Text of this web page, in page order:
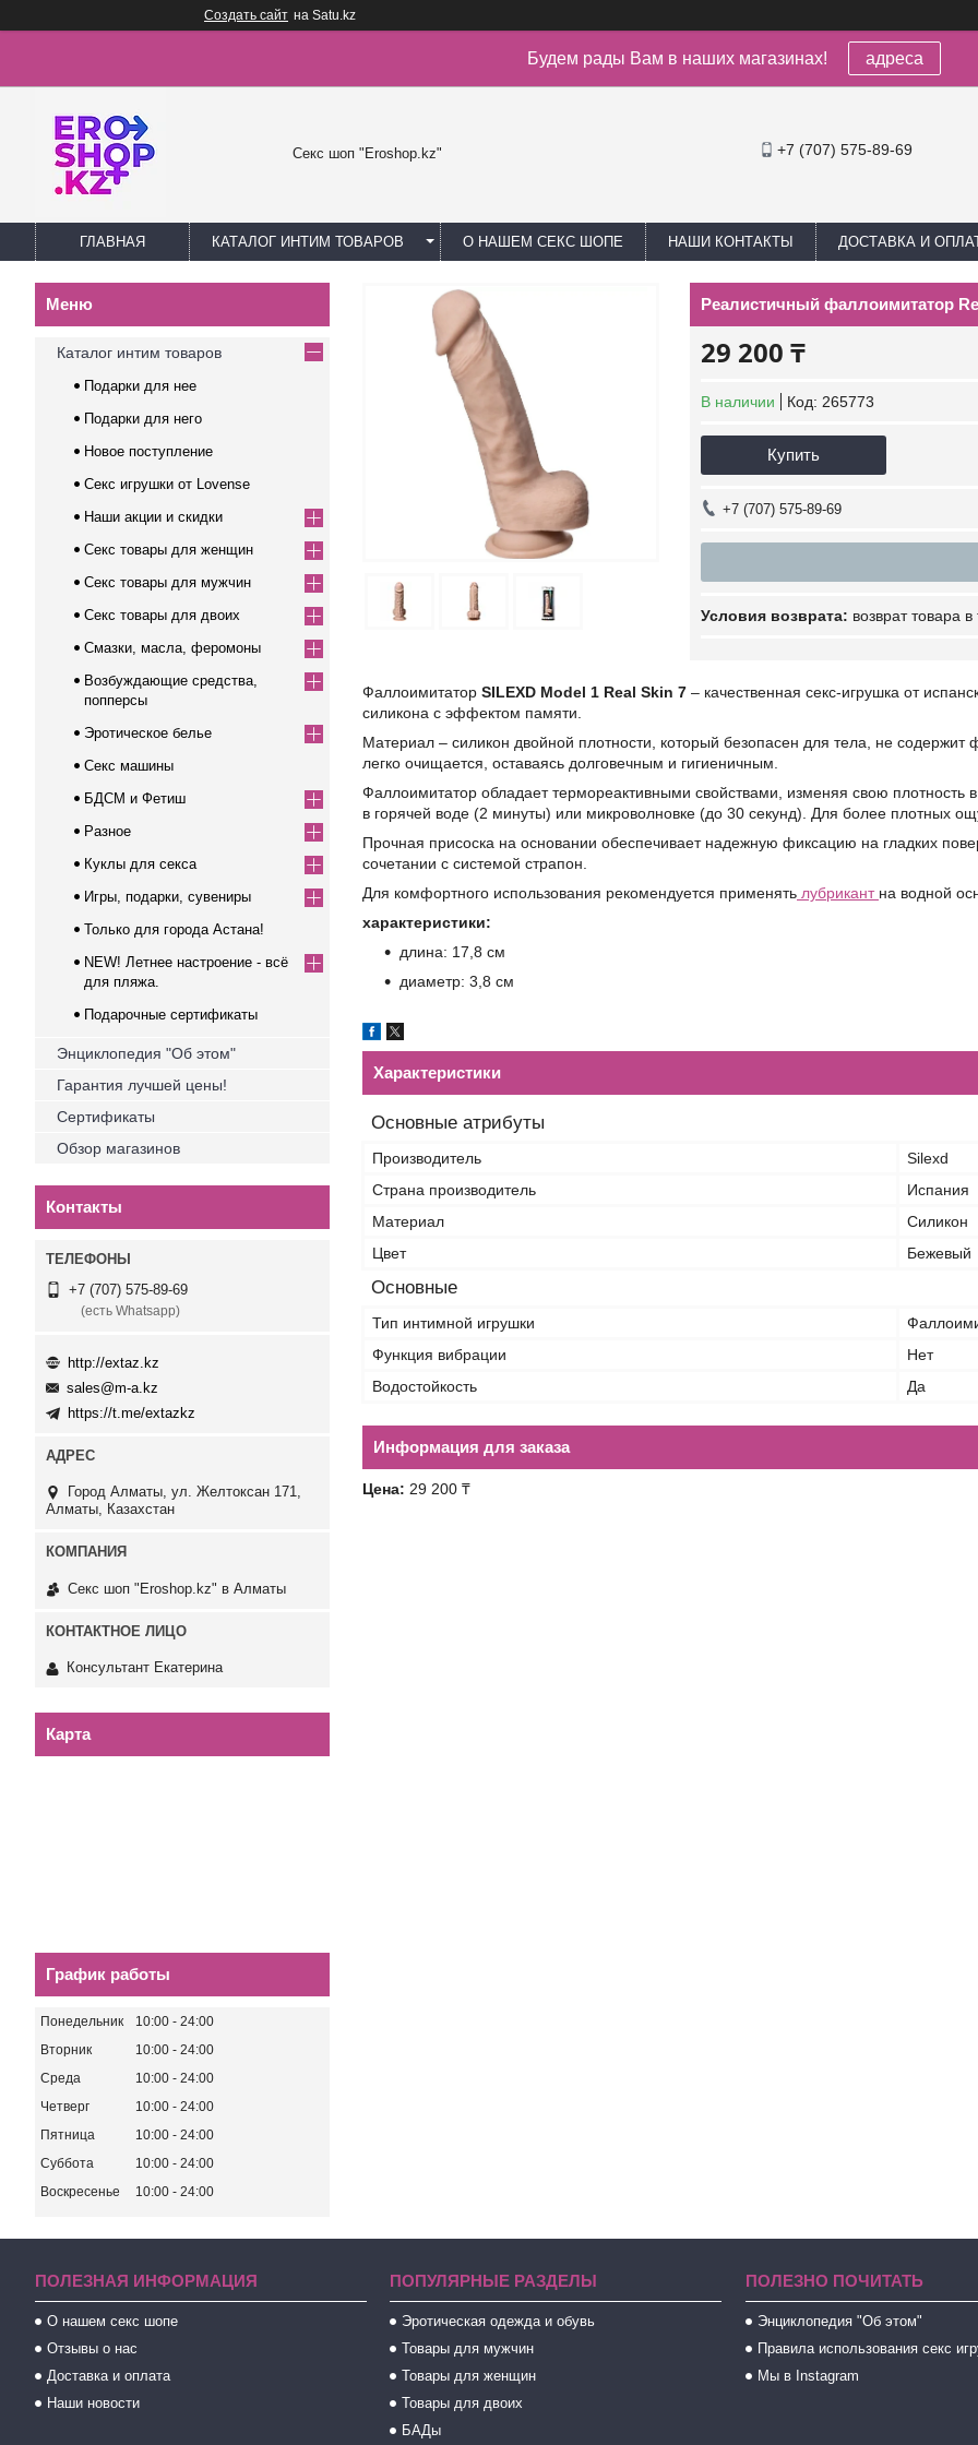
Создать сайт на Satu.kz
Будем рады Вам в наших магазинах! адреса
Секс шоп "Eroshop.kz" +7 (707) 575-89-69
ГЛАВНАЯ КАТАЛОГ ИНТИМ ТОВАРОВ О НАШЕМ СЕКС ШОПЕ НАШИ КОНТАКТЫ ДОСТАВКА И
Реалистичный фаллоимитатор
29 200 ₸
В наличии Код: 265773
Купить
+7 (707) 575-89-69
возврат товара
Фаллоимитатор SILEXD Model 1 Real Skin 7 – качественная секс-игрушка от
силикона с эффектом памяти.
Материал – силикон двойной плотности, который безопасен для тела, не содержит
легко очищается, оставаясь долговечным и гигиеничным.
Фаллоимитатор обладает термореактивными свойствами, изменяя свою плотность
в горячей воде (2 минуты) или микроволновке (до 30 секунд). Для более плотных
Прочная присоска на основании обеспечивает надежную фиксацию на гладких
сочетании с системой страпон.
Для комфортного использования рекомендуется применять лубрикант на водной
характеристики:
длина: 17,8 см
диаметр: 3,8 см
Характеристики
Основные атрибуты
Производитель
Silexd
Страна производитель
Испания
Материал
Силикон
Цвет
Бежевый
Основные
Тип интимной игрушки
Функция вибрации
Нет
Водостойкость
Да
Информация для заказа
Цена: 29 200 ₸
Каталог интим товаров
Подарки для нее
Подарки для него
Новое поступление
Секс игрушки от Lovense
Наши акции и скидки
Секс товары для женщин
Секс товары для мужчин
Секс товары для двоих
Смазки, масла, феромоны
Возбуждающие средства,
попперсы
Эротическое белье
Секс машины
БДСМ и Фетиш
Разное
Куклы для секса
Игры, подарки, сувениры
Только для города Астана!
NEW! Летнее настроение - всё
для пляжа.
Подарочные сертификаты
Энциклопедия "Об этом"
Гарантия лучшей цены!
Сертификаты
Обзор магазинов
Контакты
+7 (707) 575-89-69
(есть Whatsapp)
http://extaz.kz
sales@m-a.kz
https://t.me/extazkz
Город Алматы, ул. Желтоксан 171,
Алматы, Казахстан
Секс шоп "Eroshop.kz" в Алматы
Консультант Екатерина
Карта
График работы
Понедельник 10:00
24:00
Вторник
10:00
24:00
Среда
10:00
24:00
Четверг
10:00
24:00
Пятница
10:00
24:00
Суббота
10:00
24:00
Воскресенье
10:00 24:00
ПОЛЕЗНАЯ ИНФОРМАЦИЯ
О нашем секс шопе
Отзывы о нас
Доставка и оплата
Наши новости
ПОПУЛЯРНЫЕ РАЗДЕЛЫ
Эротическая одежда и обувь
Товары для мужчин
Товары для женщин
Товары для двоих
БАДы
ПОЛЕЗНО ПОЧИТАТЬ
Энциклопедия "Об этом"
Правила использования секс
Мы в Instagram